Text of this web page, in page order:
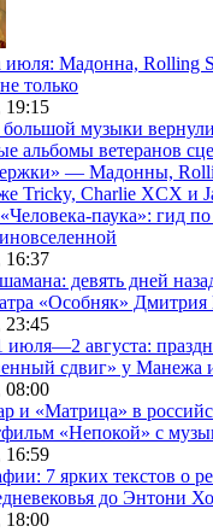
июля: Мадонна, Rolling
только
19:15
музыки
альбомы ветеранов
— Мадонны,
Tricky, Charlie XCX и
паука»: гид
16:37
девять дней
«Особняк»
23:45
июля—2 августа:
сдвиг» у Манежа
08:00
и «Матрица» в
«Непокой» с
16:59
7 ярких текстов о
до Энтони
18:00